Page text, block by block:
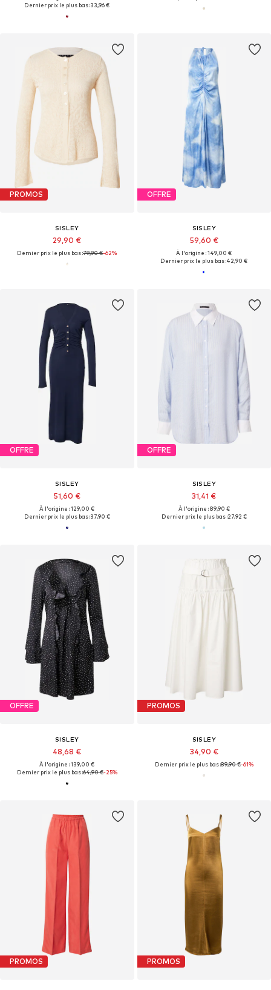
Dernier prix le plus bas :33,96 €
PROMOS
SISLEY
29,90 €
Dernier prix le plus bas :79,90 €-62%
OFFRE
SISLEY
59,60 €
À l'origine : 149,00 €
Dernier prix le plus bas :42,90 €
OFFRE
SISLEY
51,60 €
À l'origine : 129,00 €
Dernier prix le plus bas :37,90 €
OFFRE
SISLEY
31,41 €
À l'origine : 89,90 €
Dernier prix le plus bas :27,92 €
OFFRE
SISLEY
48,68 €
À l'origine : 139,00 €
Dernier prix le plus bas :64,90 €-25%
PROMOS
SISLEY
34,90 €
Dernier prix le plus bas :89,90 €-61%
PROMOS PROMOS